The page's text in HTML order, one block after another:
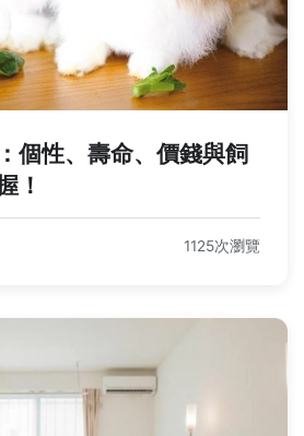
個性、壽命、價錢與飼
！
1125次瀏覽